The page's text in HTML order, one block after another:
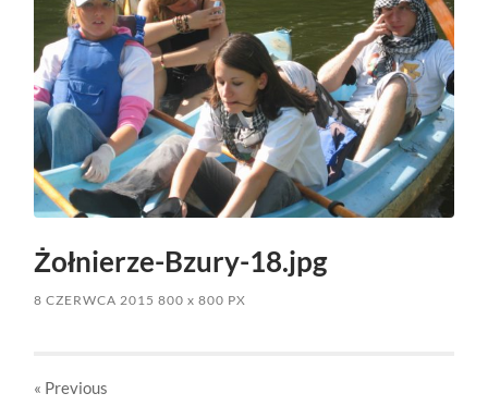
Żołnierze-Bzury-18.jpg
8 CZERWCA 2015 800x 800 PX
« Previous